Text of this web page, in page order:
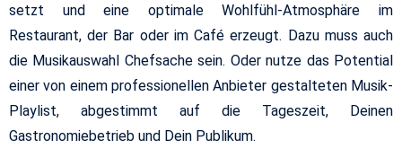
setzt und eine optimale Wohlfühl-Atmosphäre im
Restaurant, der Bar oder im Café erzeugt. Dazu muss auch
die Musikauswahl Chefsache sein. Oder nutze das Potential
einer von einem professionellen Anbieter gestalteten Musik-
Playlist, abgestimmt auf die Tageszeit, Deinen
Gastronomiebetrieb und Dein Publikum.